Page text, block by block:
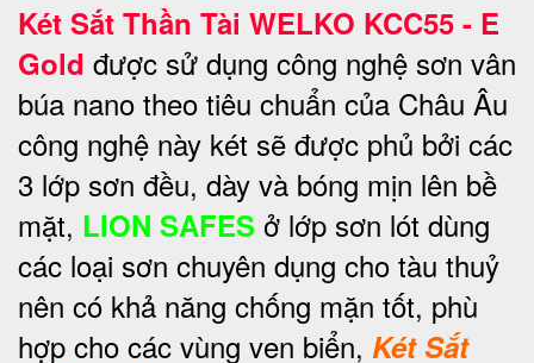
Két Sắt Thần Tài WELKO KCC55 - E
Gold được sử dụng công nghệ sơn vân
búa nano theo tiêu chuẩn của Châu Âu
công nghệ này két sẽ được phủ bởi các
3 lớp sơn đều, dày và bóng mịn lên bề
mặt, LION SAFES ở lớp sơn lót dùng
các loại sơn chuyên dụng cho tàu thuỷ
nên có khả năng chống mặn tốt, phù
hợp cho các vùng ven biển, Két Sắt